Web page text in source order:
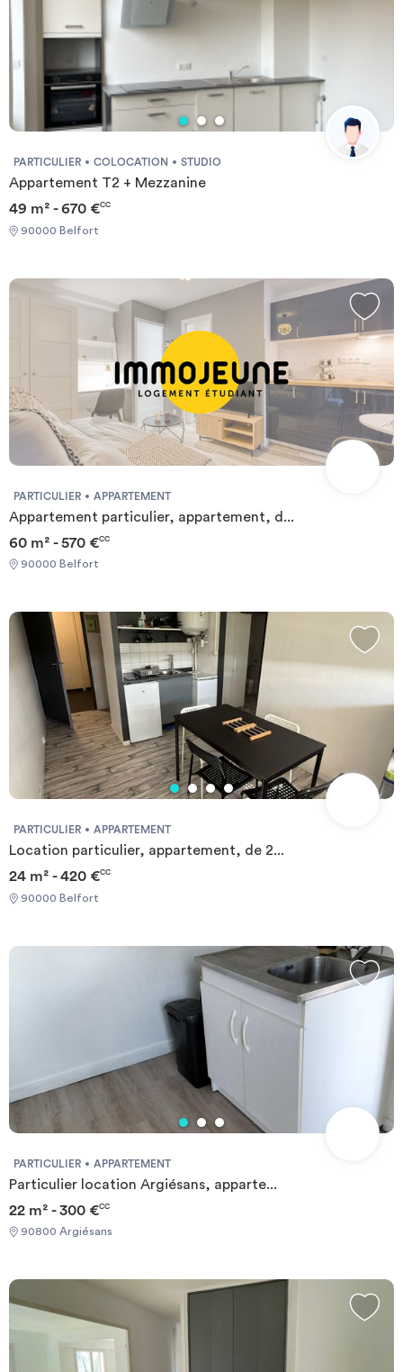
PARTICULIER COLOCATION STUDIO
Appartement T2 + Mezzanine
49 m² - 670 €CC
90000 Belfort
PARTICULIER APPARTEMENT
Appartement particulier, appartement, d...
60 m² - 570 €CC
90000 Belfort
PARTICULIER APPARTEMENT
Location particulier, appartement, de 2...
24 m² - 420 €CC
90000 Belfort
PARTICULIER APPARTEMENT
Particulier location Argiésans, apparte...
22 m² - 300 €CC
90800 Argiésans